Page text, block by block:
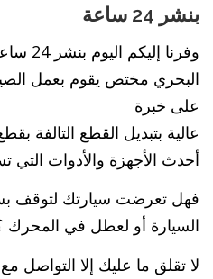
بنشر 24 ساعة
وفرنا
البحري مختص يقوم بعمل
على خبرة
عالية بتبديل القطع التالفة
أحدث الأجهزة والأدوات
فهل تعرضت سيارتك لتوقف
السيارة أو لعطل في المحرك
لا تقلق ما عليك إلا التواصل